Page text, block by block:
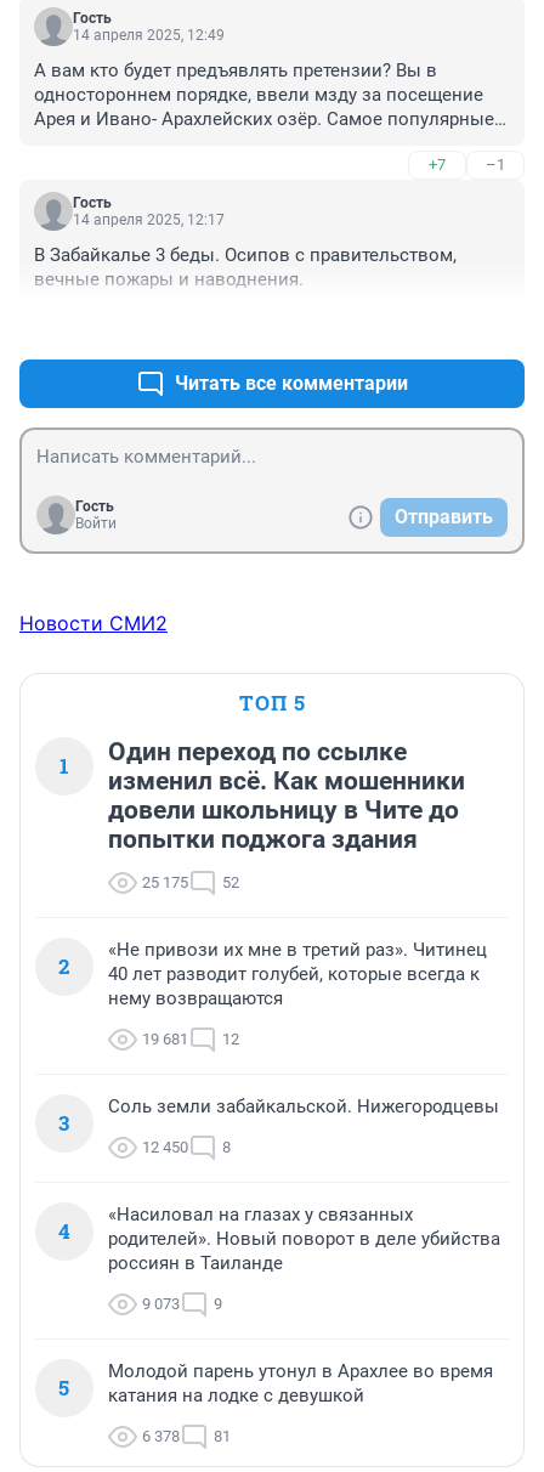
Гость
14 апреля 2025, 12:49
А вам кто будет предъявлять претензии? Вы в
одностороннем порядке, ввели мзду за посещение
Арея и Ивано- Арахлейских озёр. Самое популярные
все века было общедоступно, устроили бизнес для
избранных.
+7 –1
Гость
14 апреля 2025, 12:17
В Забайкалье 3 беды. Осипов с правительством,
вечные пожары и наводнения.
Читать все комментарии
Гость
Войти
Отправить
Новости СМИ2
ТОП 5
1
Один переход по ссылке
изменил всё. Как мошенники
довели школьницу в Чите до
попытки поджога здания
25 175 52
2
«Не привози их мне в третий раз». Читинец
40 лет разводит голубей, которые всегда к
нему возвращаются
19 681 12
3
Соль земли забайкальской. Нижегородцевы
12 450 8
4
«Насиловал на глазах у связанных
родителей». Новый поворот в деле убийства
россиян в Таиланде
9 073 9
5
Молодой парень утонул в Арахлее во время
катания на лодке с девушкой
6 378 81